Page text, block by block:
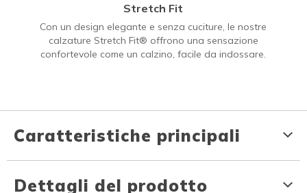
Stretch Fit
Con un design elegante e senza cuciture, le nostre
calzature Stretch Fit® offrono una sensazione
confortevole come un calzino, facile da indossare.
Caratteristiche principali
Dettagli del prodotto